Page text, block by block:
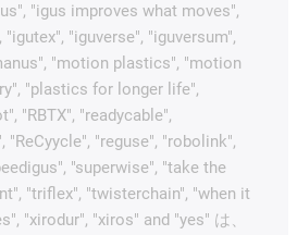
"igus improves what moves",
"igutex", "iguverse", "iguversum",
"motion plastics", "motion
"plastics for longer life",
"RBTX", "readycable",
"ReCyycle", "reguse", "robolink",
"superwise", "take the
"triflex", "twisterchain", "when it
"xirodur", "xiros" and "yes" は、